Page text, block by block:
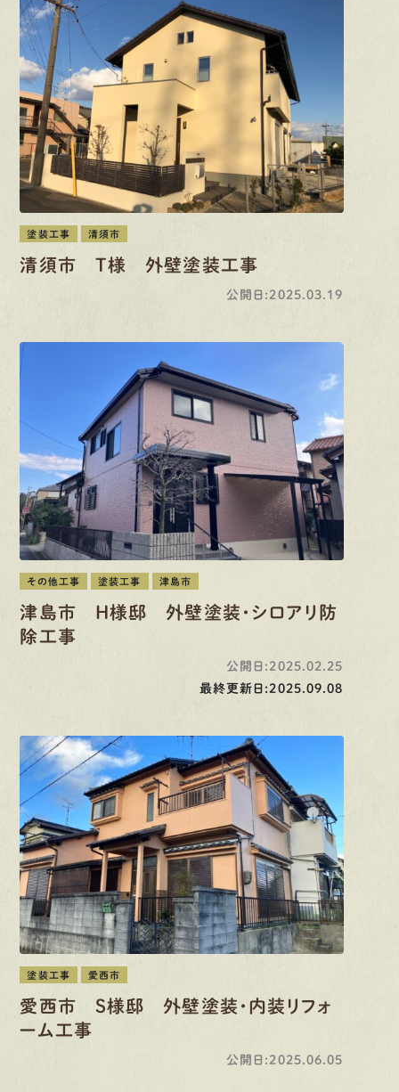
塗装工事 清須市
清須市 T様 外壁塗装工事
公開日:2025.03.19
その他工事 塗装工事 津島市
津島市 H様邸 外壁塗装・シロアリ防
除工事
公開日:2025.02.25
最終更新日:2025.09.08
塗装工事 愛西市
愛西市 S様邸 外壁塗装・内装リフォ
ーム工事
公開日:2025.06.05